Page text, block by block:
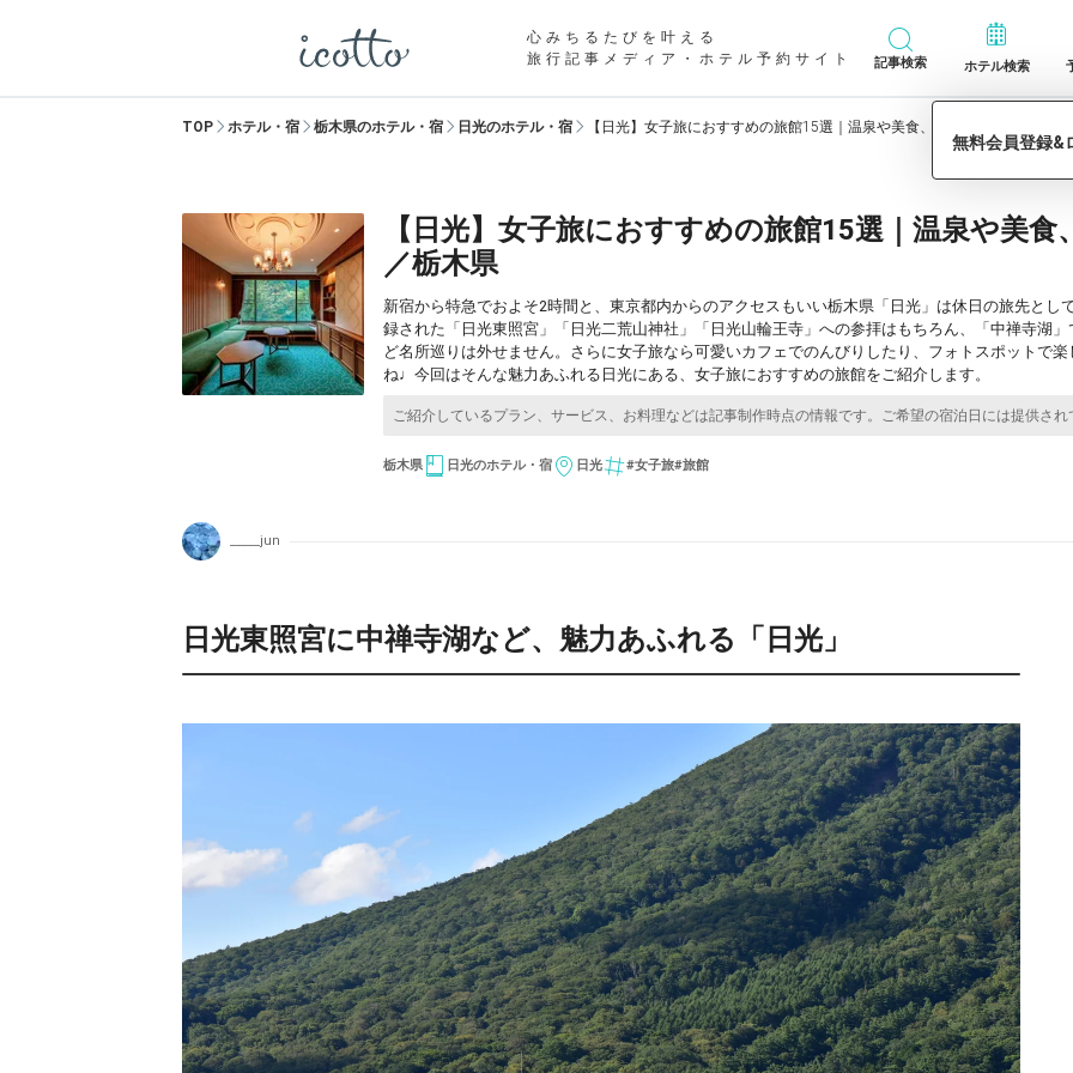
心みちるたびを叶える
旅行記事メディア・ホテル予約サイト
記事検索 ホテル検索
TOP ホテル・宿 栃木県のホテル・宿 日光のホテル・宿 【日光】女子旅におすすめの旅館15選｜温泉や美食、絶景を眺めてのん
【日光】女子旅におすすめの旅館15選｜温泉や美
／栃木県
新宿から特急でおよそ2時間と、東京都内からのアクセスもいい栃木県「日光」は休日の旅先と
録された「日光東照宮」「日光二荒山神社」「日光山輪王寺」への参拝はもちろん、「中禅寺湖
ど名所巡りは外せません。さらに女子旅なら可愛いカフェでのんびりしたり、フォトスポットで
ね♩今回はそんな魅力あふれる日光にある、女子旅におすすめの旅館をご紹介します。
栃木県 日光のホテル・宿 日光 #女子旅#旅館
_____jun
日光東照宮に中禅寺湖など、魅力あふれる「日光」